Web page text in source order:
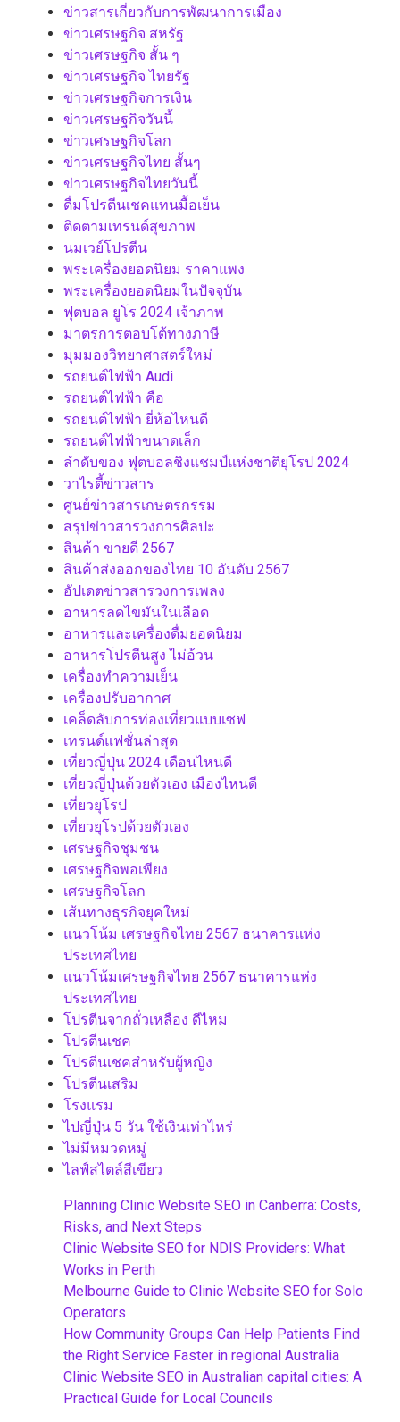
ข่าวสารเกี่ยวกับการพัฒนาการเมือง
ข่าวเศรษฐกิจ สหรัฐ
ข่าวเศรษฐกิจ สั้น ๆ
ข่าวเศรษฐกิจ ไทยรัฐ
ข่าวเศรษฐกิจการเงิน
ข่าวเศรษฐกิจวันนี้
ข่าวเศรษฐกิจโลก
ข่าวเศรษฐกิจไทย สั้นๆ
ข่าวเศรษฐกิจไทยวันนี้
ดื่มโปรตีนเชคแทนมื้อเย็น
ติดตามเทรนด์สุขภาพ
นมเวย์โปรตีน
พระเครื่องยอดนิยม ราคาแพง
พระเครื่องยอดนิยมในปัจจุบัน
ฟุตบอล ยูโร 2024 เจ้าภาพ
มาตรการตอบโต้ทางภาษี
มุมมองวิทยาศาสตร์ใหม่
รถยนต์ไฟฟ้า Audi
รถยนต์ไฟฟ้า คือ
รถยนต์ไฟฟ้า ยี่ห้อไหนดี
รถยนต์ไฟฟ้าขนาดเล็ก
ลำดับของ ฟุตบอลชิงแชมป์แห่งชาติยุโรป 2024
วาไรตี้ข่าวสาร
ศูนย์ข่าวสารเกษตรกรรม
สรุปข่าวสารวงการศิลปะ
สินค้า ขายดี 2567
สินค้าส่งออกของไทย 10 อันดับ 2567
อัปเดตข่าวสารวงการเพลง
อาหารลดไขมันในเลือด
อาหารและเครื่องดื่มยอดนิยม
อาหารโปรตีนสูง ไม่อ้วน
เครื่องทำความเย็น
เครื่องปรับอากาศ
เคล็ดลับการท่องเที่ยวแบบเซฟ
เทรนด์แฟชั่นล่าสุด
เที่ยวญี่ปุ่น 2024 เดือนไหนดี
เที่ยวญี่ปุ่นด้วยตัวเอง เมืองไหนดี
เที่ยวยุโรป
เที่ยวยุโรปด้วยตัวเอง
เศรษฐกิจชุมชน
เศรษฐกิจพอเพียง
เศรษฐกิจโลก
เส้นทางธุรกิจยุคใหม่
แนวโน้ม เศรษฐกิจไทย 2567 ธนาคารแห่ง
ประเทศไทย
แนวโน้มเศรษฐกิจไทย 2567 ธนาคารแห่ง
ประเทศไทย
โปรตีนจากถั่วเหลือง ดีไหม
โปรตีนเชค
โปรตีนเชคสำหรับผู้หญิง
โปรตีนเสริม
โรงแรม
ไปญี่ปุ่น 5 วัน ใช้เงินเท่าไหร่
ไม่มีหมวดหมู่
ไลฟ์สไตล์สีเขียว
Planning Clinic Website SEO in Canberra: Costs,
Risks, and Next Steps
Clinic Website SEO for NDIS Providers: What
Works in Perth
Melbourne Guide to Clinic Website SEO for Solo
Operators
How Community Groups Can Help Patients Find
the Right Service Faster in regional Australia
Clinic Website SEO in Australian capital cities: A
Practical Guide for Local Councils